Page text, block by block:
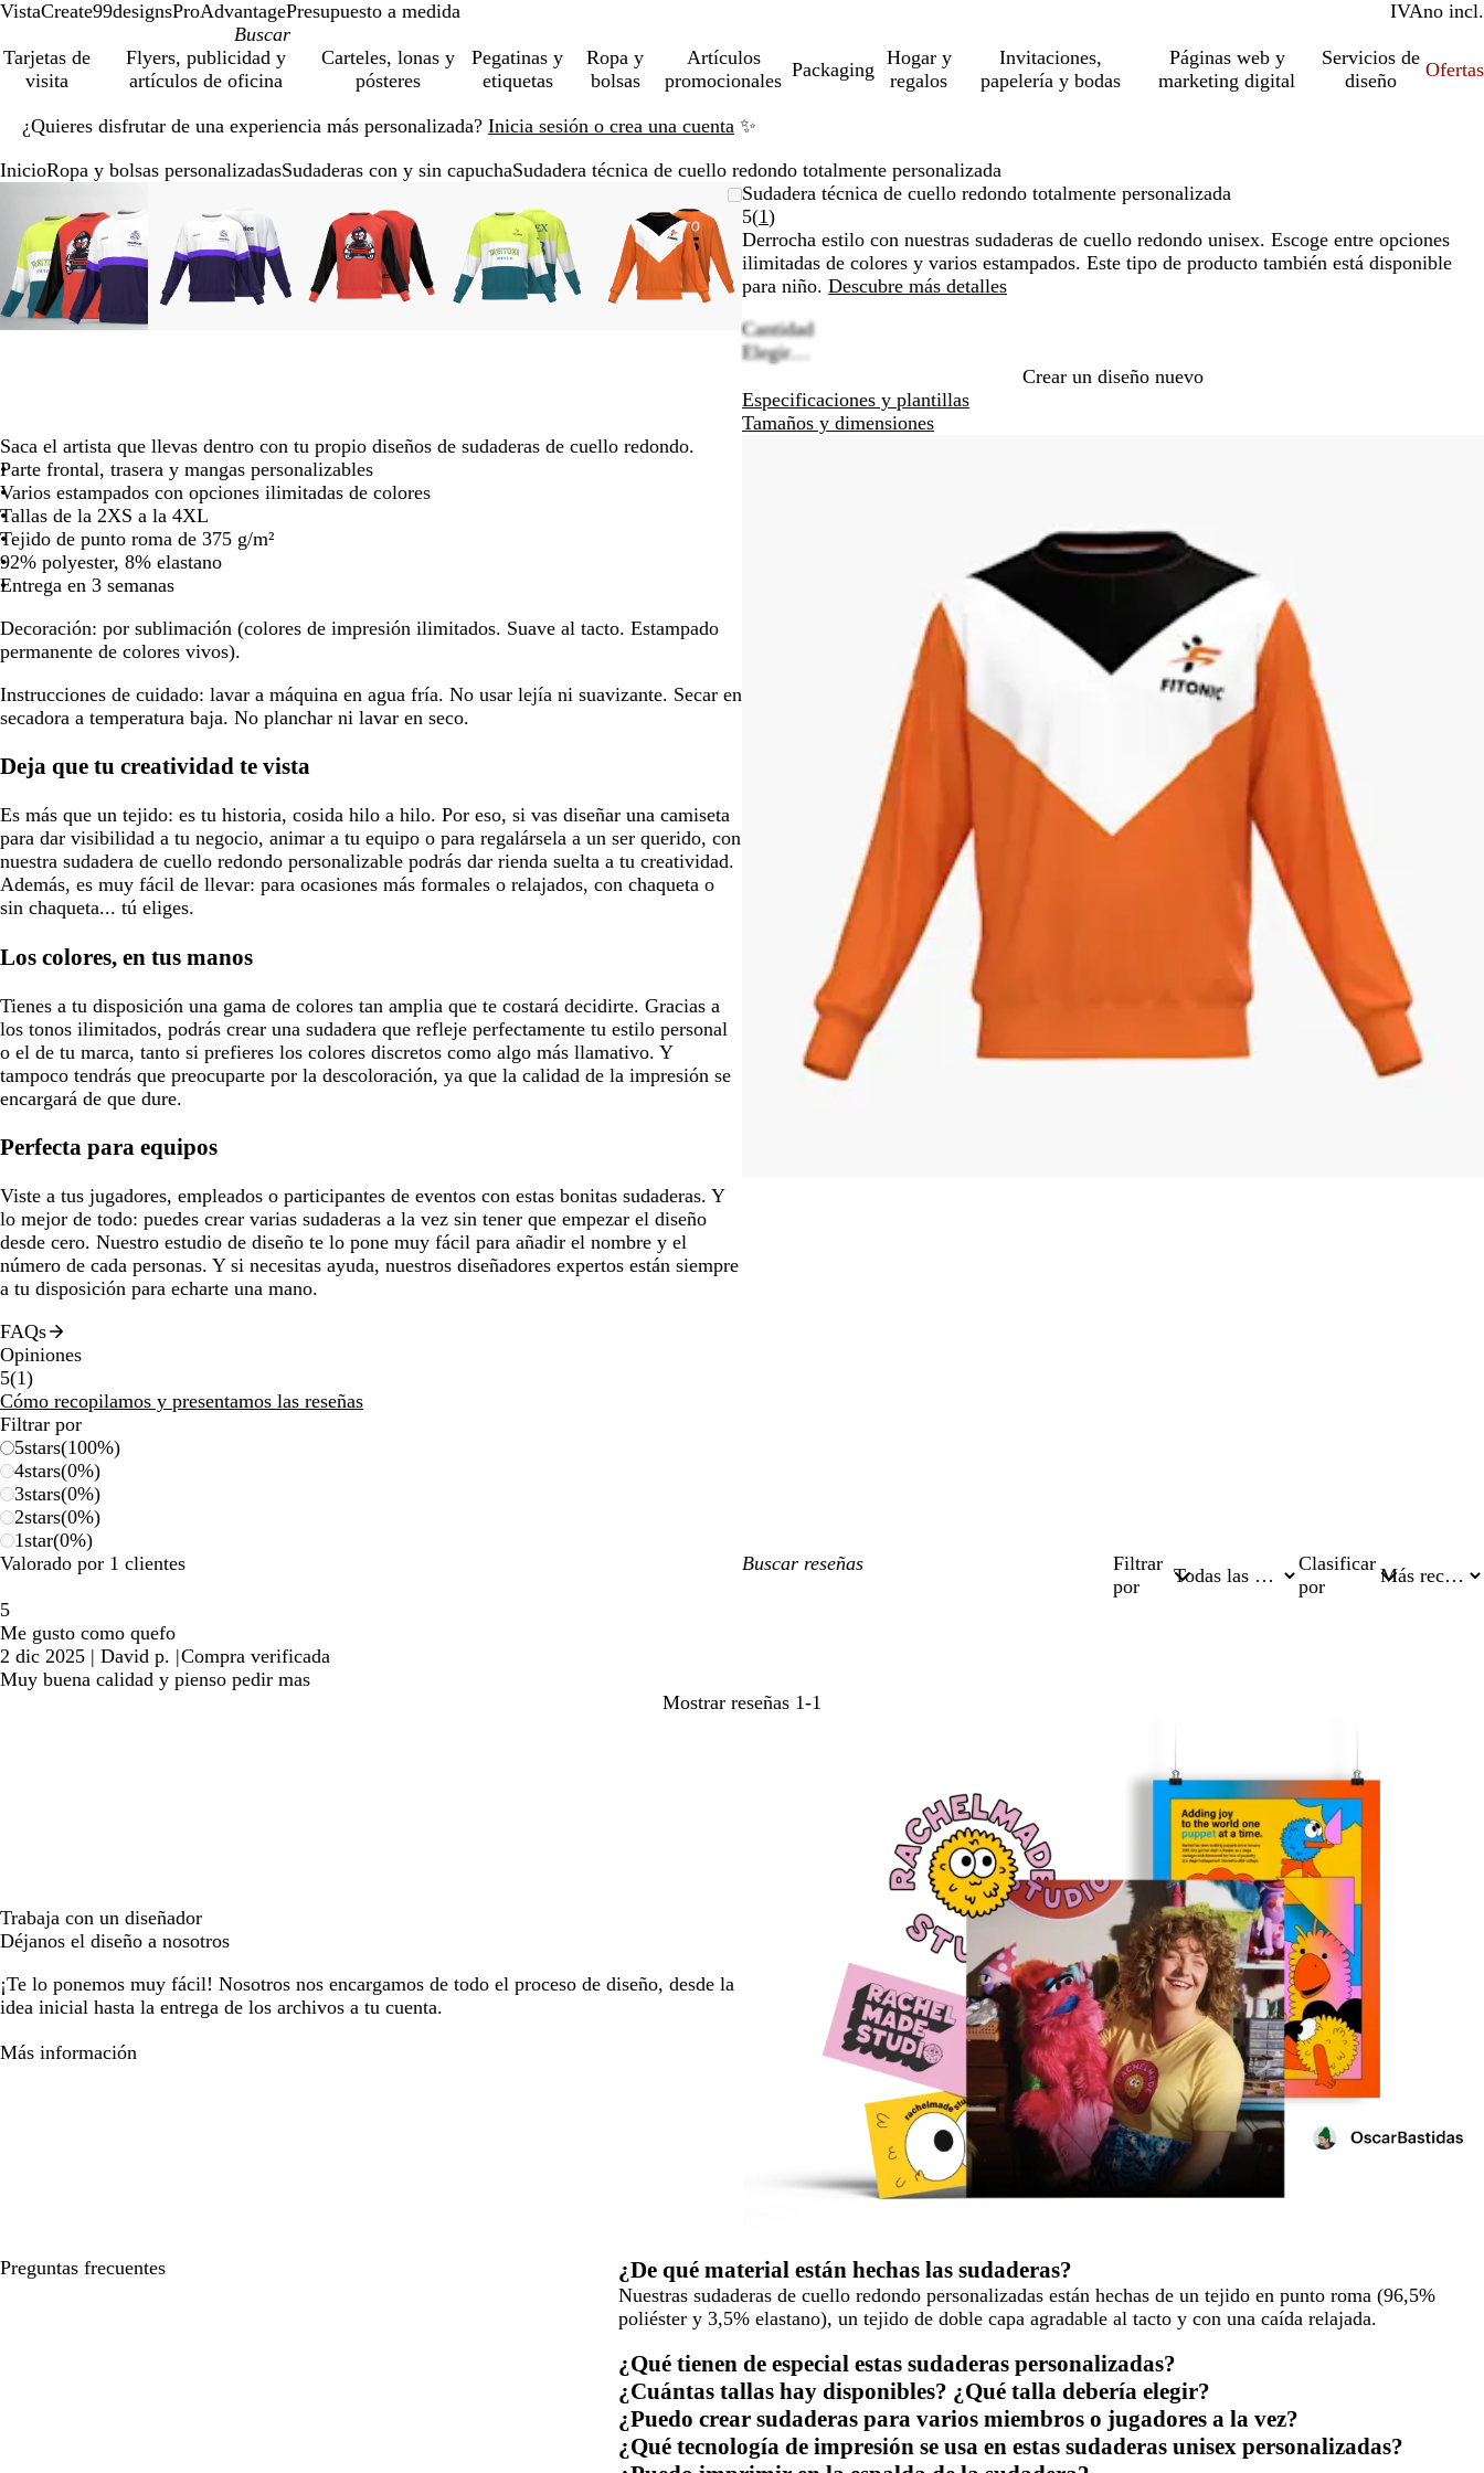
VistaCreate99designsProAdvantagePresupuesto a medida IVAincl.
no incl.
Tarjetas de
visita
Flyers, publicidad y
artículos de oficina
Carteles, lonas y
pósteres
Pegatinas y
etiquetas
Ropa y
bolsas
Artículos
promocionales
Packaging
Hogar y
regalos
Invitaciones,
papelería y bodas
Páginas web y
marketing digital
Servicios de
diseño
Ofertas
¿Quieres disfrutar de una experiencia más personalizada? Inicia sesión o crea una cuenta ✨
1
InicioRopa y bolsas personalizadasSudaderas con y sin capuchaSudadera técnica de cuello redondo totalmente personalizada
ampliable
hasta
mínimo
clic
para
expandir
las
teclas
de
más
y
menos
y
las
flechas
para
moverte
por
la
ampliable
hasta
mínimo
clic
para
expandir
las
teclas
de
más
y
y
las
flechas
moverte
por
ampliable
hasta
mínimo
clic
para
expandir
las
teclas
de
más
y
las
flechas
ampliable
hasta
mínimo
clic
para
expandir
las
teclas
de
más
y
ampliable
Acercado
hasta
mínimo
clic
para
expandir
las
teclas
de
más
y
Sudadera técnica de cuello redondo totalmente personalizada
5(1Leer
1
reseñas
)
Derrocha estilo con nuestras sudaderas de cuello redondo unisex. Escoge entre opciones
ilimitadas de colores y varios estampados. Este tipo de producto también está disponible
para niño. Descubre más detalles
options
Cantidad
Elegir…
Crear un diseño nuevo
Especificaciones y plantillas
Tamaños y dimensiones
Saca el artista que llevas dentro con tu propio diseños de sudaderas de cuello redondo.
Parte frontal, trasera y mangas personalizables
Varios estampados con opciones ilimitadas de colores
Tallas de la 2XS a la 4XL
Tejido de punto roma de 375 g/m²
92% polyester, 8% elastano
Entrega en 3 semanas
Decoración: por sublimación (colores de impresión ilimitados. Suave al tacto. Estampado
permanente de colores vivos).
Instrucciones de cuidado: lavar a máquina en agua fría. No usar lejía ni suavizante. Secar en
secadora a temperatura baja. No planchar ni lavar en seco.
Deja que tu creatividad te vista
Es más que un tejido: es tu historia, cosida hilo a hilo. Por eso, si vas diseñar una camiseta
para dar visibilidad a tu negocio, animar a tu equipo o para regalársela a un ser querido, con
nuestra sudadera de cuello redondo personalizable podrás dar rienda suelta a tu creatividad.
Además, es muy fácil de llevar: para ocasiones más formales o relajados, con chaqueta o
sin chaqueta... tú eliges.
Los colores, en tus manos
Tienes a tu disposición una gama de colores tan amplia que te costará decidirte. Gracias a
los tonos ilimitados, podrás crear una sudadera que refleje perfectamente tu estilo personal
o el de tu marca, tanto si prefieres los colores discretos como algo más llamativo. Y
tampoco tendrás que preocuparte por la descoloración, ya que la calidad de la impresión se
encargará de que dure.
Perfecta para equipos
Viste a tus jugadores, empleados o participantes de eventos con estas bonitas sudaderas. Y
lo mejor de todo: puedes crear varias sudaderas a la vez sin tener que empezar el diseño
desde cero. Nuestro estudio de diseño te lo pone muy fácil para añadir el nombre y el
número de cada personas. Y si necesitas ayuda, nuestros diseñadores expertos están siempre
a tu disposición para echarte una mano.
FAQs
Opiniones
5(11
reseñas
)
Cómo recopilamos y presentamos las reseñas
Filtrar por
5stars(100%)
4stars(0%)
3stars(0%)
2stars(0%)
1star(0%)
Valorado por 1 clientes
Mis
Filtrar
por
Clasificar
por
5
Me gusto como quefo
2 dic 2025 | David p. |Compra verificada
Muy buena calidad y pienso pedir mas
Mostrar reseñas 1-1
Trabaja con un diseñador
Déjanos el diseño a nosotros
¡Te lo ponemos muy fácil! Nosotros nos encargamos de todo el proceso de diseño, desde la
idea inicial hasta la entrega de los archivos a tu cuenta.
Más información
Preguntas frecuentes ¿De qué material están hechas las sudaderas?
Nuestras sudaderas de cuello redondo personalizadas están hechas de un tejido en punto roma (96,5%
poliéster y 3,5% elastano), un tejido de doble capa agradable al tacto y con una caída relajada.
¿Qué tienen de especial estas sudaderas personalizadas?
¿Cuántas tallas hay disponibles? ¿Qué talla debería elegir?
¿Puedo crear sudaderas para varios miembros o jugadores a la vez?
¿Qué tecnología de impresión se usa en estas sudaderas unisex personalizadas?